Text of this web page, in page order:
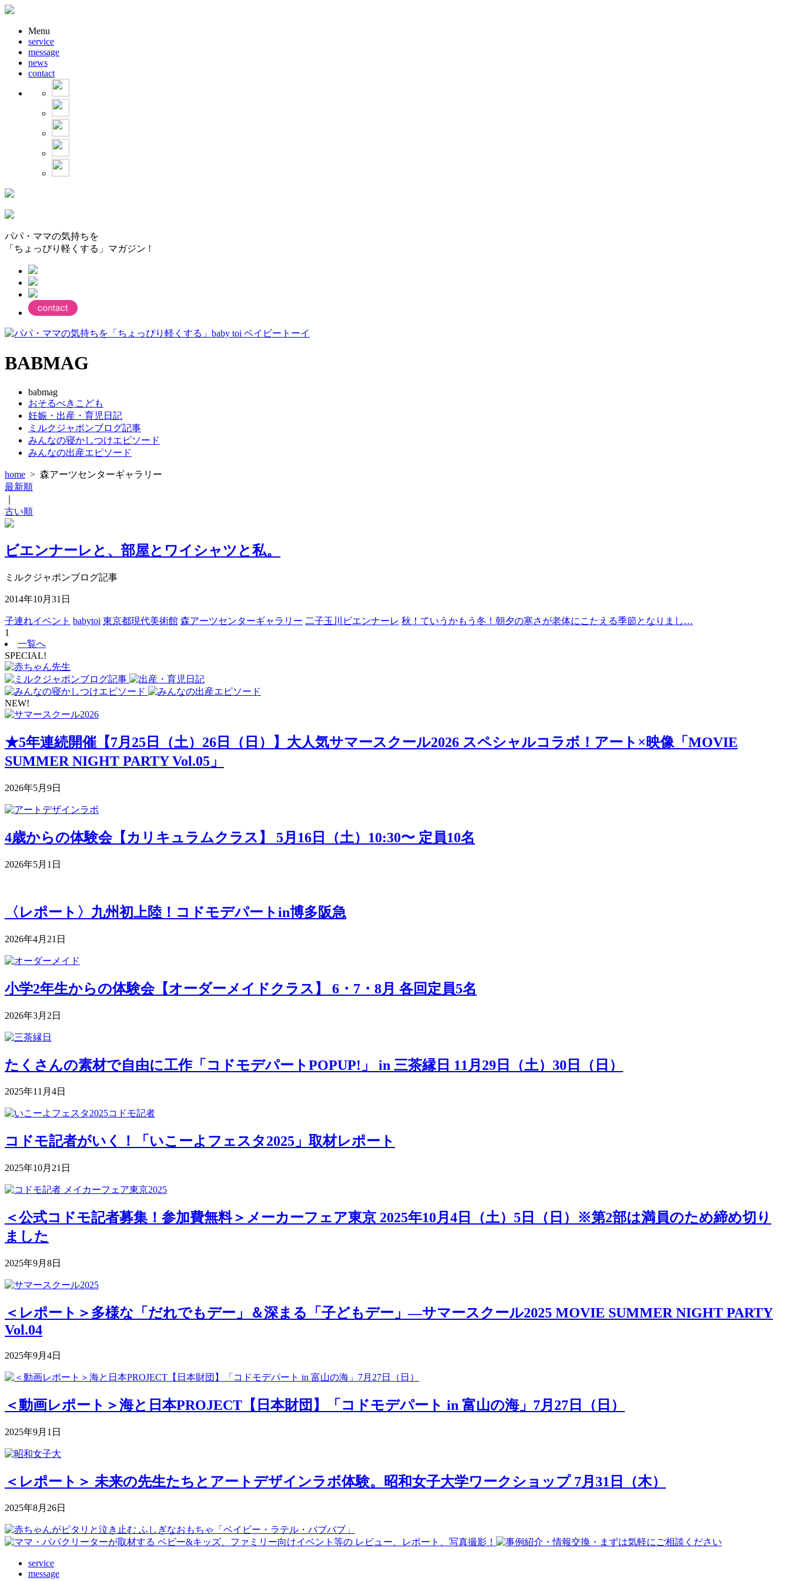
Menu
service
message
news
contact
パパ・ママの気持ちを
「ちょっぴり軽くする」マガジン !
BABMAG
babmag
おそるべきこども
妊娠・出産・育児日記
ミルクジャポンブログ記事
みんなの寝かしつけエピソード
みんなの出産エピソード
home > 森アーツセンターギャラリー
最新順
古い順
ビエンナーレと、部屋とワイシャツと私。
ミルクジャポンブログ記事
2014年10月31日
子連れイベント babytoi 東京都現代美術館 森アーツセンターギャラリー 二子玉川ビエンナーレ 秋！ていうかもう冬！朝夕の寒さが老体にこたえる季節となりまし…
1
一覧へ
SPECIAL!
NEW!
★5年連続開催【7月25日（土）26日（日）】大人気サマースクール2026 スペシャルコラボ！アート×映像「MOVIE
SUMMER NIGHT PARTY Vol.05」
2026年5月9日
4歳からの体験会【カリキュラムクラス】 5月16日（土）10:30〜 定員10名
2026年5月1日
〈レポート〉九州初上陸！コドモデパートin博多阪急
2026年4月21日
小学2年生からの体験会【オーダーメイドクラス】 6・7・8月 各回定員5名
2026年3月2日
たくさんの素材で自由に工作「コドモデパートPOPUP!」 in 三茶縁日 11月29日（土）30日（日）
2025年11月4日
コドモ記者がいく！「いこーよフェスタ2025」取材レポート
2025年10月21日
＜公式コドモ記者募集！参加費無料＞メーカーフェア東京 2025年10月4日（土）5日（日）※第2部は満員のため締め切り
ました
2025年9月8日
＜レポート＞多様な「だれでもデー」＆深まる「子どもデー」―サマースクール2025 MOVIE SUMMER NIGHT PARTY
Vol.04
2025年9月4日
＜動画レポート＞海と日本PROJECT【日本財団】「コドモデパート in 富山の海」7月27日（日）
2025年9月1日
＜レポート＞ 未来の先生たちとアートデザインラボ体験。昭和女子大学ワークショップ 7月31日（木）
2025年8月26日
service
message